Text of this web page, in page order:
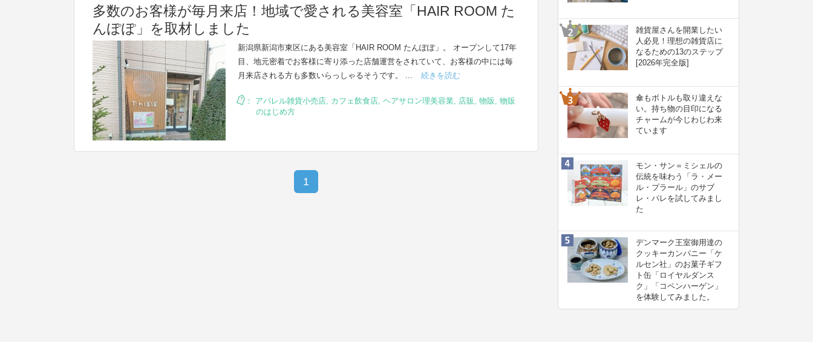
多数のお客様が毎月来店！地域で愛される美容室「HAIR ROOM た
んぽぽ」を取材しました
新潟県新潟市東区にある美容室「HAIR ROOM たんぽぽ」。 オープンして17年
目、地元密着でお客様に寄り添った店舗運営をされていて、お客様の中には毎
月来店される方も多数いらっしゃるそうです。 ...
続きを読む
： アパレル雑貨小売店, カフェ飲食店, ヘアサロン理美容業, 店販 , 物販 , 物販
のはじめ方
1
雑貨屋さんを開業したい
人必見！理想の雑貨店に
なるための13のステップ
[2026年完全版]
傘もボトルも取り違えな
い。持ち物の目印になる
チャームが今じわじわ来
ています
モン・サン＝ミシェルの
伝統を味わう「ラ・メー
ル・プラール」のサブ
レ・パレを試してみまし
た
デンマーク王室御用達の
クッキーカンパニー「ケ
ルセン社」のお菓子ギフ
ト缶「ロイヤルダンス
ク」「コペンハーゲン」
を体験してみました。